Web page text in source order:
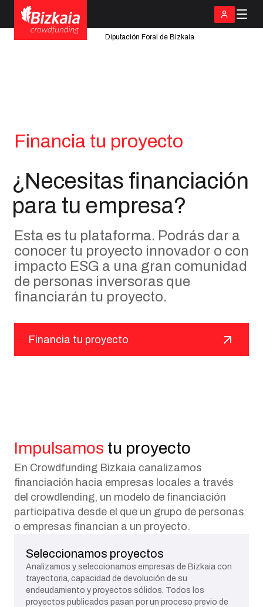
Diputación Foral de Bizkaia
Financia tu proyecto
¿Necesitas financiación
para tu empresa?
Esta es tu plataforma. Podrás dar a
conocer tu proyecto innovador o con
impacto ESG a una gran comunidad
de personas inversoras que
financiarán tu proyecto.
Financia tu proyecto
Impulsamos tu proyecto
En Crowdfunding Bizkaia canalizamos
financiación hacia empresas locales a través
del crowdlending, un modelo de financiación
participativa desde el que un grupo de personas
o empresas financian a un proyecto.
Seleccionamos proyectos
Analizamos y seleccionamos empresas de Bizkaia con
trayectoria, capacidad de devolución de su
endeudamiento y proyectos sólidos. Todos los
proyectos publicados pasan por un proceso previo de